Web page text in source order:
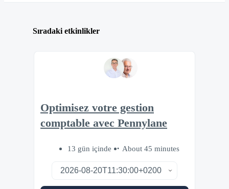
Sıradaki etkinlikler
Optimisez votre gestion
comptable avec Pennylane
13 gün içinde About 45 minutes